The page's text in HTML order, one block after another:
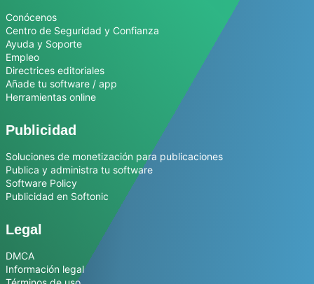
Conócenos
Centro de Seguridad y Confianza
Ayuda y Soporte
Empleo
Directrices editoriales
Añade tu software / app
Herramientas online
Publicidad
Soluciones de monetización para publicaciones
Publica y administra tu software
Software Policy
Publicidad en Softonic
Legal
DMCA
Información legal